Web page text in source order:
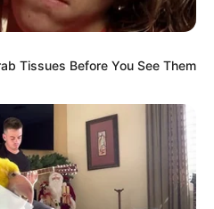
4 May Shock You
Tissues Before You See Them